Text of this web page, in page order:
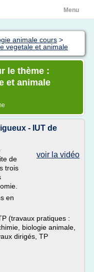
Menu
animale cours >
vegetale et animale
le thème :
et animale
- IUT de
voir la vidéo
de
trois
en
(travaux pratiques :
biologie animale,
dirigés, TP